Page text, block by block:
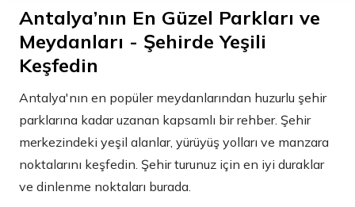
Antalya’nın En Güzel Parkları ve
Meydanları - Şehirde Yeşili
Keşfedin
Antalya'nın en popüler meydanlarından huzurlu şehir
parklarına kadar uzanan kapsamlı bir rehber. Şehir
merkezindeki yeşil alanlar, yürüyüş yolları ve manzara
noktalarını keşfedin. Şehir turunuz için en iyi duraklar
ve dinlenme noktaları burada.